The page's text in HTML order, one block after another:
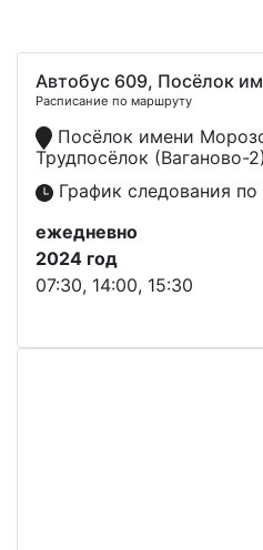
Автобус 609, Посёлок
Расписание по маршруту
Посёлок имени
Трудпосёлок (Ваганово-2)
График следования
ежедневно
2024 год
07:30, 14:00, 15:30